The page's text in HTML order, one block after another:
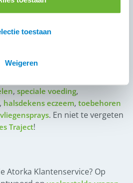
toestaan
Weigeren
zomereczeem adviseren
om je paard te
, speciale voeding,
, halsdekens eczeem, toebehoren
vliegensprays. En niet te vergeten
Traject!
Atorka Klantenservice? Op